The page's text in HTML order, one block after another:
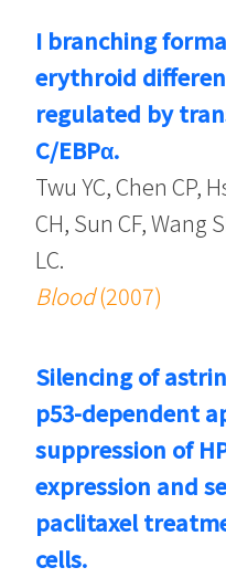
I branching
erythroid
regulated by
C/EBPα.
Twu YC, Chen CP,
CH, Sun CF, Wang
LC.
Blood(2007)
Silencing of
p53-dependent
suppression of
expression and
paclitaxel
cells.